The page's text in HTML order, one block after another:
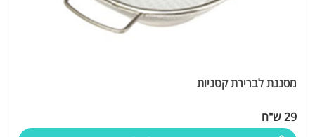
מסננת לברירת קטניות
29 ש"ח